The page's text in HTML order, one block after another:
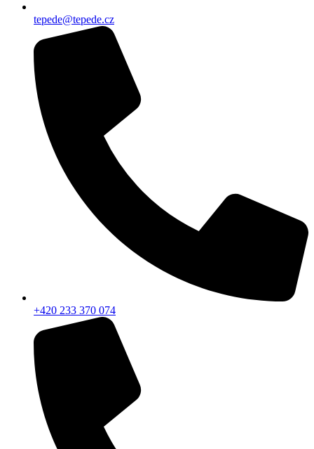
tepede@tepede.cz
+420 233 370 074